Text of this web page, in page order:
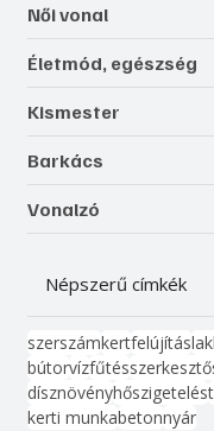
Női vonal
Életmód, egészség
Kismester
Barkács
Vonalzó
Népszerű címkék
szerszámkertfelújítás
bútorvízfűtés
dísznövényhőszigetelés
kerti munkabetonnyár